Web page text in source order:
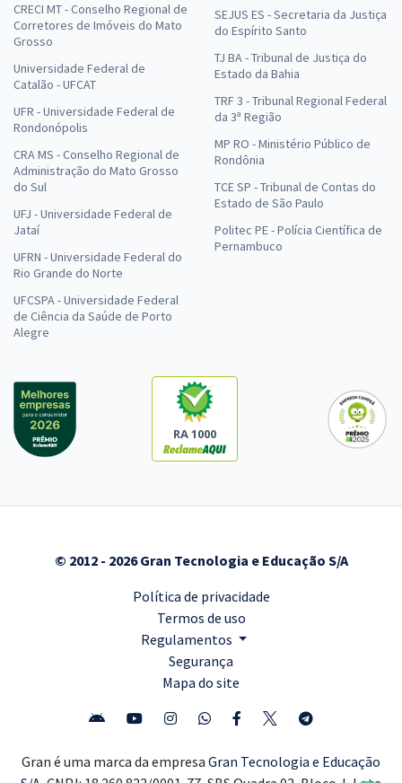
CRECI MT - Conselho Regional de
Corretores de Imóveis do Mato
Grosso
Universidade Federal de
Catalão - UFCAT
UFR - Universidade Federal de
Rondonópolis
CRA MS - Conselho Regional de
Administração do Mato Grosso
do Sul
UFJ - Universidade Federal de
Jataí
UFRN - Universidade Federal do
Rio Grande do Norte
UFCSPA - Universidade Federal
de Ciência da Saúde de Porto
Alegre
SEJUS ES - Secretaria da Justiça
do Espírito Santo
TJ BA - Tribunal de Justiça do
Estado da Bahia
TRF 3 - Tribunal Regional Federal
da 3ª Região
MP RO - Ministério Público de
Rondônia
TCE SP - Tribunal de Contas do
Estado de São Paulo
Politec PE - Polícia Científica de
Pernambuco
RA 1000
© 2012 - 2026 Gran Tecnologia e Educação S/A
Política de privacidade
Termos de uso
Regulamentos
Segurança
Mapa do site
Gran é uma marca da empresa Gran Tecnologia e Educação